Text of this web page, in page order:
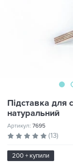
Підставка для
натуральний
Артикул: 7695
(13)
200 + купили